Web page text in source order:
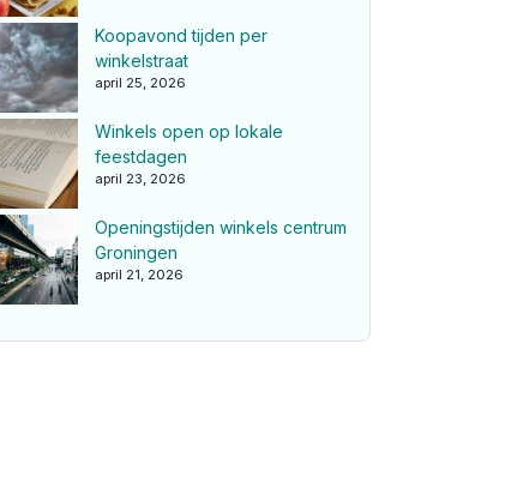
Koopavond tijden per
winkelstraat
april 25, 2026
Winkels open op lokale
feestdagen
april 23, 2026
Openingstijden winkels centrum
Groningen
april 21, 2026